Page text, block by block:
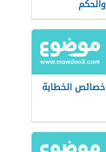
والحكم
خصائص الخطابة